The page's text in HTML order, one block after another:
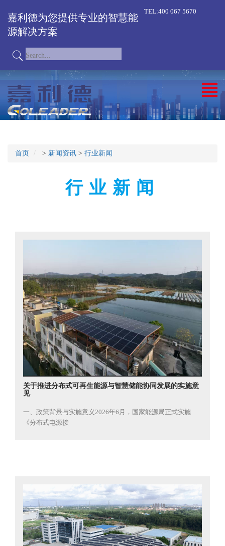
嘉利德为您提供专业的智慧能
源解决方案
TEL:400 067 5670
首页 > 新闻资讯 > 行业新闻
行业新闻
关于推进分布式可再生能源与智慧储能协同发展的实施意
见
一、政策背景与实施意义2026年6月，国家能源局正式实施
《分布式电源接